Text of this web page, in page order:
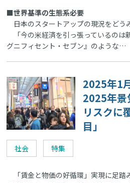
■世界基準の生態系必要
――日本のスタートアップの現況をどう
「今の米経済を引っ張っているのは
グニフィセント・セブン』のような…
2025年1
2025年景
リスクに
目」
社会 特集
「賃金と物価の好循環」実現に足踏